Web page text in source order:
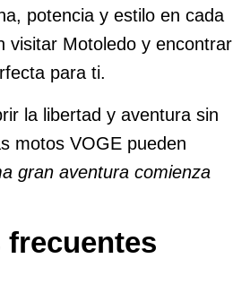
potencia y estilo en cada
visitar Motoledo y encontrar
para ti.
la libertad y aventura sin
motos VOGE pueden
gran aventura comienza
frecuentes